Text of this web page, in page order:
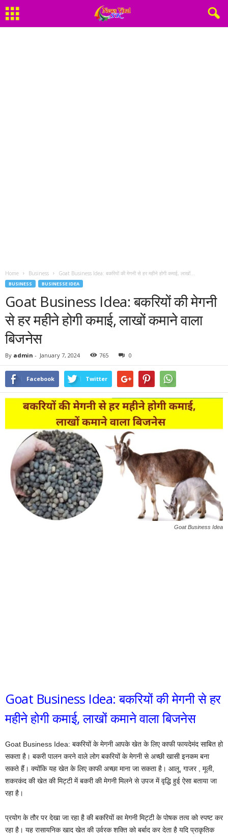
Home Business Goat Business Idea: बकरियों की मेगनी से हर महीने होगी कमाई, लाखों...
BUSINESS BUSINESSE IDEA
Goat Business Idea: बकरियों की मेगनी
से हर महीने होगी कमाई, लाखों कमाने वाला
बिजनेस
By admin - January 7, 2024 765 0
Facebook Twitter
Goat Business Idea
Goat Business Idea: बकरियों की मेगनी से हर
महीने होगी कमाई, लाखों कमाने वाला बिजनेस
Goat Business Idea: बकरियों के मेगनी आपके खेत के लिए काफी फायदेमंद साबित हो
सकता है। बकरी पालन करने वाले लोग बकरियों के मेगनी से अच्छी खासी इनकम बना
सकते हैं। क्योंकि यह खेत के लिए काफी अच्छा माना जा सकता है। आलू, गाजर , मूली,
शकरकंद की खेत की मिट्टी में बकरी की मेगनी मिलने से उपज में वृद्धि हुई ऐसा बताया जा
रहा है।
प्रयोग के तौर पर देखा जा रहा है की बकरियों का मेगनी मिट्टी के पोषक तत्व को स्पष्ट कर
रहा है। यह रासायनिक खाद खेत की उर्वरक शक्ति को बर्बाद कर देता है यदि प्राकृतिक